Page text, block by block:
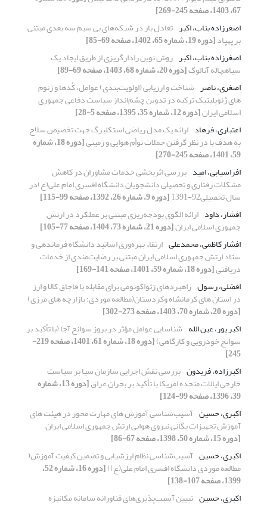
67، 1403، صفحه 245-269]
اصغرزاده بناب، اکبر تعادل بار در شبکه‌های بی سیم سه بعدی مبتنی
بر پهپاد[دوره 19، شماره 65، 1402، صفحه 69-85]
اصغرزاده بناب، اکبر روش نوین رادارگریزی از طریق ایجاد یک
سیاهچاله آنالوگ[دوره 20، شماره 68، 1403، صفحه 69-89]
اصغری، ناصر شناخت و ارزیابی (اولویت‌بندی) عوامل، کُدها و ژنوم
های ژئوپلیتیک ترکیه در تدوین چشم‌انداز سیاست دفاعی جمهوری
اسلامی ایران[دوره 12، شماره 35، 1395، صفحه 5-28]
اعتباری، فرهاد ارائه یک مدل ریاضی استکلبرگ جهت تخصیص سلاح
به هدف با در نظر گرفتن حملات توأم هوایی و زمینی [دوره 18، شماره
59، 1401، صفحه 245-270]
افراسیابی، امید بررسی اثربخشی خدمات مشاوران در کاهش
مشکلات رفتاری و تحصیلی دانشجویان دانشگاه افسری امام علی(ع)در
سال تحصیلی92-1391
[دوره 9، شماره 26، 1392، صفحه 99-115]
افشار، داود ارائه الگوی بودجه‌ریزی مبتنی بر عملکرد در ارتش
جمهوری اسلامی ایران[دوره 21، شماره 73، 1404، صفحه 77-105]
افشار کاظمی، محمدعلی ارتقاء بهره‌وری اساتید دانشگاه فرماندهی و
ستاد ارتش جمهوری اسلامی ایران مبتنی بر رضایت‌مندی از خدمات
دریافتی[دوره 18، شماره 59، 1401، صفحه 141-169]
افضلی، رسول راهبردهای ژئواکونومی برای مقابله با قاچاق کالا و ارز
در استان های کرمانشاه وکردستان(مطالعه موردی: بازارچه های مرزی)
[دوره 20، شماره 70، 1403، صفحه 273-302]
اکبر پور، عین الله شناسایی عوامل مؤثر در بروز سوانح آجا (با تأکید بر
سوانح خودرویی و کارگاهی) [دوره 18، شماره 61، 1401، صفحه 219-
245]
اکبرزاده، فریدون بررسی نقش اجرایی سازمان سیا بر سیاست
خارجی ایالات متحده امریکا با تأکید بر بحران عراق [دوره 13، شماره
39، 1396، صفحه 99-124]
اکبری، حسین آسیب‌شناسی آموزش های مهارت محور در هیئت های
آموزش تجهیزات یگانی نیروی هوایی ارتش جمهوری اسلامی ایران
[دوره 15، شماره 50، 1398، صفحه 67-86]
اکبری، حسین آسیب‌شناسی نظام ارزشیابی و تضمین کیفیت آموزش(
مطالعه موردی دانشگاه افسری امام علی(ع)) [دوره 16، شماره 52،
1399، صفحه 107-138]
اکبری، حسین تبیین آسیب‌پذیری‌های فناورانه سامانه مکانیزه